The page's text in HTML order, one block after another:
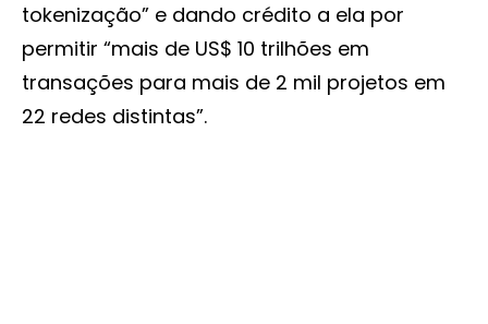
tokenização” e dando crédito a ela por
permitir “mais de US$ 10 trilhões em
transações para mais de 2 mil projetos em
22 redes distintas”.